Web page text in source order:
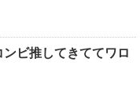
ンビ推してきててワロ